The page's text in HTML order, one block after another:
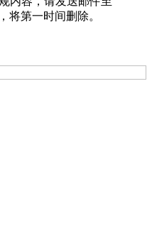
将第一时间删除。